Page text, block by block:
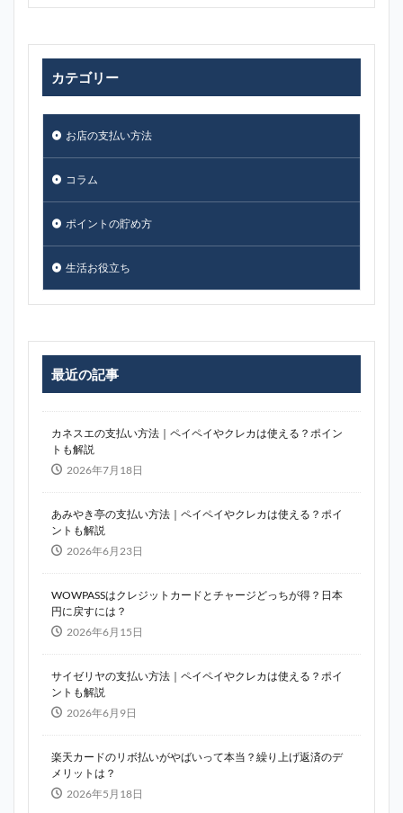
カテゴリー
お店の支払い方法
コラム
ポイントの貯め方
生活お役立ち
最近の記事
カネスエの支払い方法｜ペイペイやクレカは使える？ポイン
トも解説
2026年7月18日
あみやき亭の支払い方法｜ペイペイやクレカは使える？ポイ
ントも解説
2026年6月23日
WOWPASSはクレジットカードとチャージどっちが得？日本
円に戻すには？
2026年6月15日
サイゼリヤの支払い方法｜ペイペイやクレカは使える？ポイ
ントも解説
2026年6月9日
楽天カードのリボ払いがやばいって本当？繰り上げ返済のデ
メリットは？
2026年5月18日